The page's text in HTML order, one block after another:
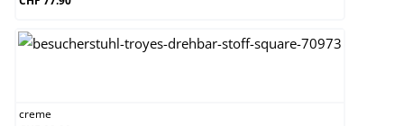
creme